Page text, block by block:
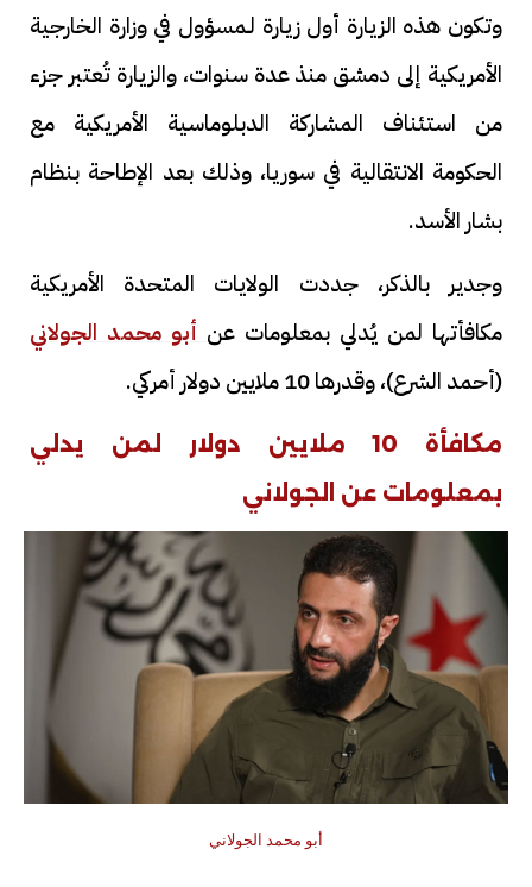
وتكون هذه الزيارة أول زيارة لـمسؤول في وزارة الخارجية
الأمريكية إلى دمشق منذ عدة سنوات، والزيارة تُعتبر جزء
من استئناف المشاركة الدبلوماسية الأمريكية مع
الحكومة الانتقالية في سوريا، وذلك بعد الإطاحة بنظام
بشار الأسد.
وجدير بالذكر، جددت الولايات المتحدة الأمريكية
مكافأتها لمن يُدلي بمعلومات عن أبو محمد الجولاني
(أحمد الشرع)، وقدرها 10 ملايين دولار أمركي.
مكافأة 10 ملايين دولار لمن يدلي
بمعلومات عن الجولاني
أبو محمد الجولاني